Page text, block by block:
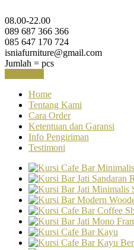
08.00-22.00
089 687 366 366
085 647 170 724
isniafurniture@gmail.com
Jumlah = pcs
Home
Tentang Kami
Cara Order
Ketentuan dan Garansi
Info Pengiriman
Testimoni